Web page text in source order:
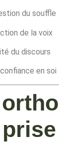
du souffle
de la voix
du discours
en soi